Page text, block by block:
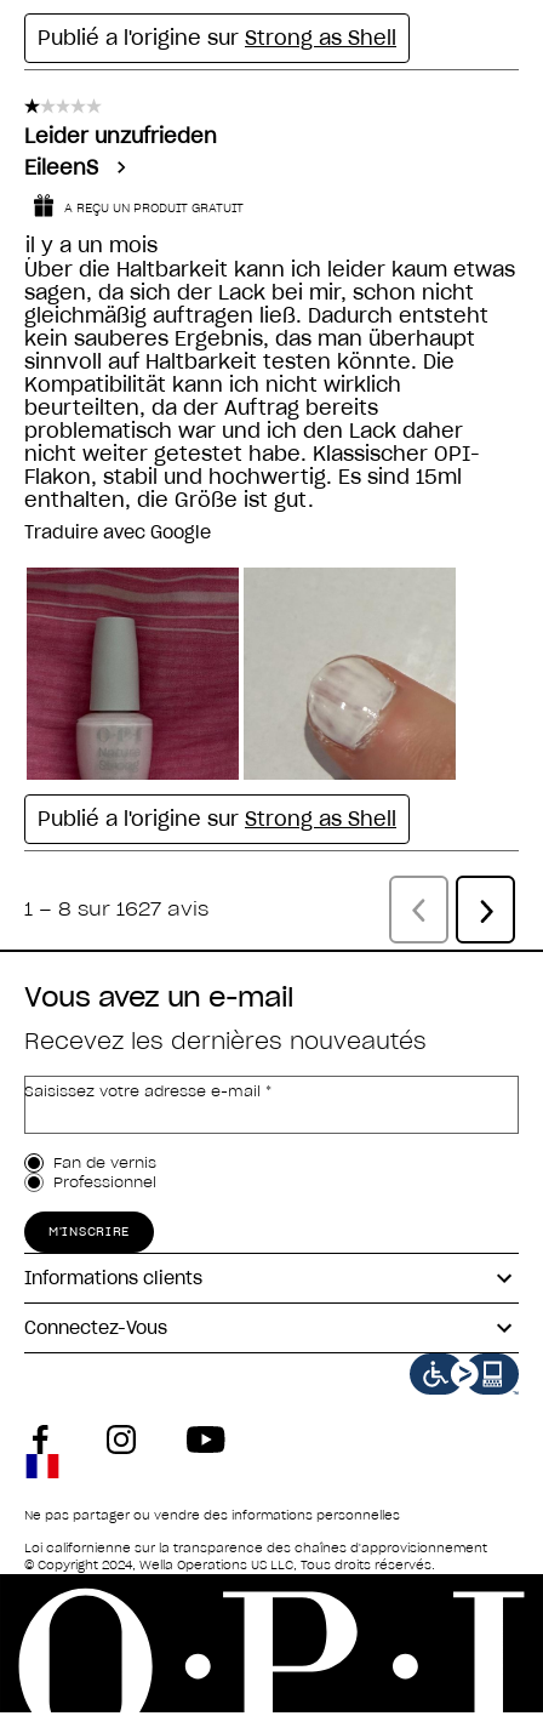
Vous avez un e-mail
Recevez les dernières nouveautés
Saisissez votre adresse e-mail *
Type de client
Fan de vernis
Professionnel
M'INSCRIRE
Informations clients
Connectez-Vous
Ne pas partager ou vendre des informations personnelles
Loi californienne sur la transparence des chaînes d'approvisionnement
© Copyright 2024, Wella Operations US LLC, Tous droits réservés.